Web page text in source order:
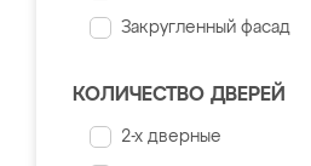
Закругленный фасад
КОЛИЧЕСТВО ДВЕРЕЙ
2-х дверные